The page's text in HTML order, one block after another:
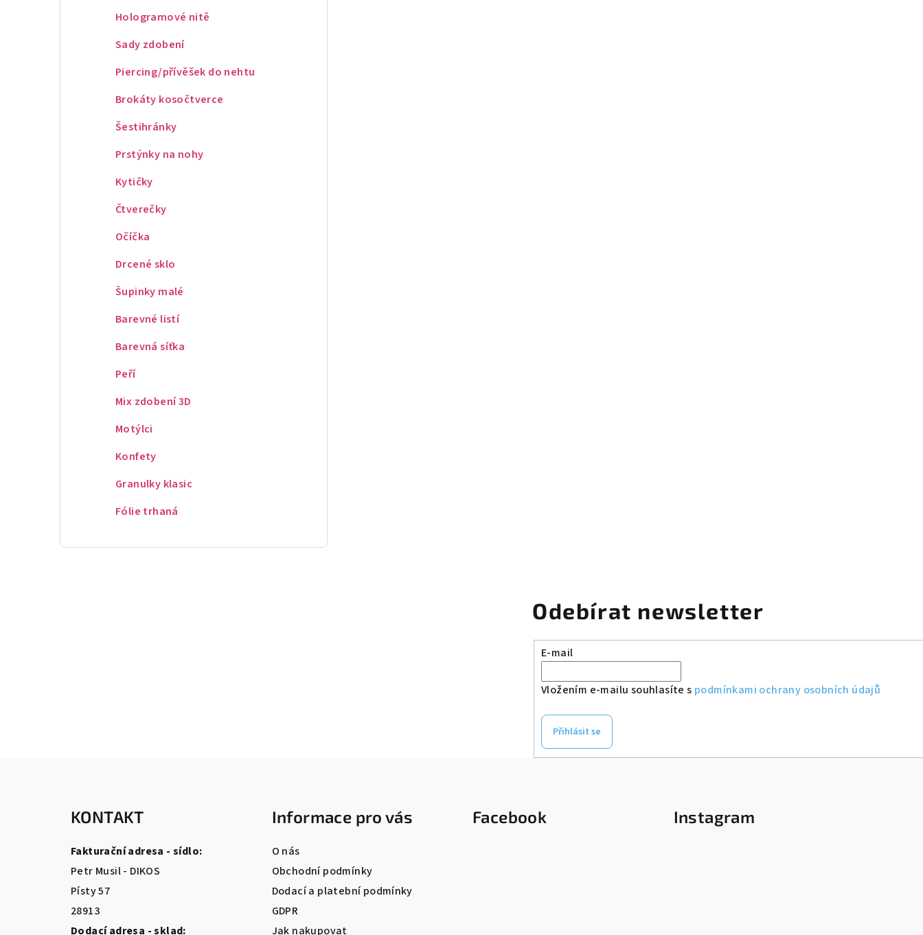
Hologramové nitě
Sady zdobení
Piercing/přívěšek do nehtu
Brokáty kosočtverce
Šestihránky
Prstýnky na nohy
Kytičky
Čtverečky
Očíčka
Drcené sklo
Šupinky malé
Barevné listí
Barevná síťka
Peří
Mix zdobení 3D
Motýlci
Konfety
Granulky klasic
Fólie trhaná
Odebírat newsletter
E-mail
Vložením e-mailu souhlasíte s podmínkami ochrany osobních údajů
Přihlásit se
KONTAKT
Fakturační adresa - sídlo:
Petr Musil - DIKOS
Písty 57
28913
Dodací adresa - sklad:
Informace pro vás
O nás
Obchodní podmínky
Dodací a platební podmínky
GDPR
Jak nakupovat
Facebook Instagram